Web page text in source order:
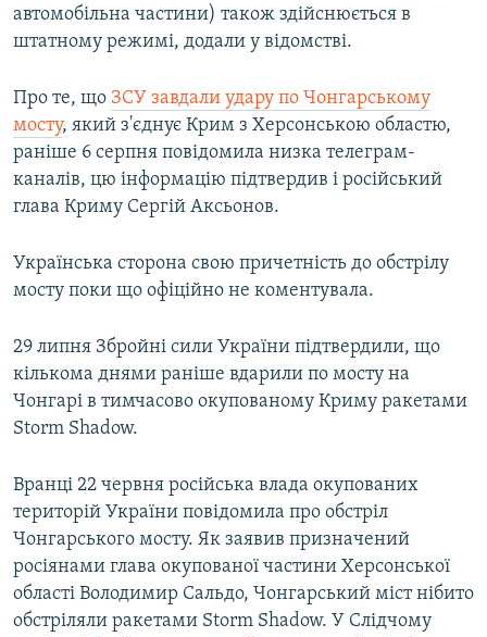
автомобільна частини) також здійснюється в
штатному режимі, додали у відомстві.
Про те, що ЗСУ завдали удару по Чонгарському
мосту, який з'єднує Крим з Херсонською областю,
раніше 6 серпня повідомила низка телеграм-
каналів, цю інформацію підтвердив і російський
глава Криму Сергій Аксьонов.
Українська сторона свою причетність до обстрілу
мосту поки що офіційно не коментувала.
29 липня Збройні сили України підтвердили, що
кількома днями раніше вдарили по мосту на
Чонгарі в тимчасово окупованому Криму ракетами
Storm Shadow.
Вранці 22 червня російська влада окупованих
територій України повідомила про обстріл
Чонгарського мосту. Як заявив призначений
росіянами глава окупованої частини Херсонської
області Володимир Сальдо, Чонгарський міст нібито
обстріляли ракетами Storm Shadow. У Слідчому